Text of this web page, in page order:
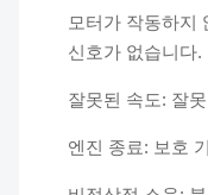
모터가 작동하지
신호가 없습니다.
잘못된 속도: 잘
엔진 종료: 보호